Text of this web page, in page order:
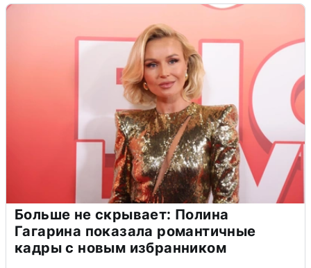
Больше не скрывает: Полина
Гагарина показала романтичные
кадры с новым избранником